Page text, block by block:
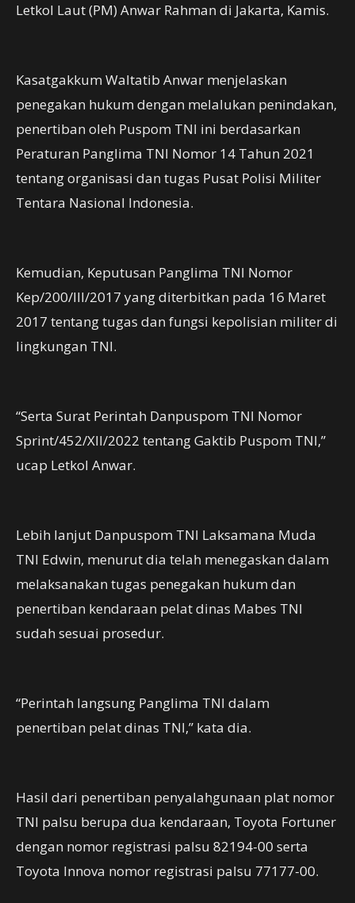
Letkol Laut (PM) Anwar Rahman di Jakarta, Kamis.
Kasatgakkum Waltatib Anwar menjelaskan
penegakan hukum dengan melalukan penindakan,
penertiban oleh Puspom TNI ini berdasarkan
Peraturan Panglima TNI Nomor 14 Tahun 2021
tentang organisasi dan tugas Pusat Polisi Militer
Tentara Nasional Indonesia.
Kemudian, Keputusan Panglima TNI Nomor
Kep/200/III/2017 yang diterbitkan pada 16 Maret
2017 tentang tugas dan fungsi kepolisian militer di
lingkungan TNI.
“Serta Surat Perintah Danpuspom TNI Nomor
Sprint/452/XII/2022 tentang Gaktib Puspom TNI,”
ucap Letkol Anwar.
Lebih lanjut Danpuspom TNI Laksamana Muda
TNI Edwin, menurut dia telah menegaskan dalam
melaksanakan tugas penegakan hukum dan
penertiban kendaraan pelat dinas Mabes TNI
sudah sesuai prosedur.
“Perintah langsung Panglima TNI dalam
penertiban pelat dinas TNI,” kata dia.
Hasil dari penertiban penyalahgunaan plat nomor
TNI palsu berupa dua kendaraan, Toyota Fortuner
dengan nomor registrasi palsu 82194-00 serta
Toyota Innova nomor registrasi palsu 77177-00.